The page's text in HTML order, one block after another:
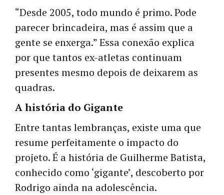
“Desde 2005, todo mundo é primo. Pode
parecer brincadeira, mas é assim que a
gente se enxerga.” Essa conexão explica
por que tantos ex-atletas continuam
presentes mesmo depois de deixarem as
quadras.
A história do Gigante
Entre tantas lembranças, existe uma que
resume perfeitamente o impacto do
projeto. É a história de Guilherme Batista,
conhecido como ‘gigante’, descoberto por
Rodrigo ainda na adolescência.